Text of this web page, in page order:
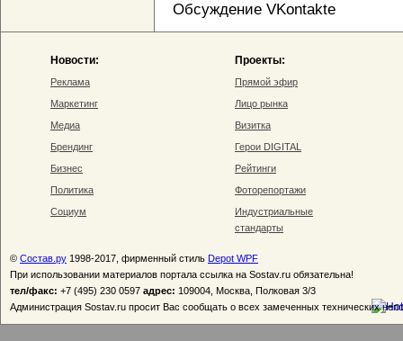
Обсуждение VKontakte
Новости:
Реклама
Маркетинг
Медиа
Брендинг
Бизнес
Политика
Социум
Проекты:
Прямой эфир
Лицо рынка
Визитка
Герои DIGITAL
Рейтинги
Фоторепортажи
Индустриальные
стандарты
© Состав.ру 1998-2017, фирменный стиль Depot WPF
При использовании материалов портала ссылка на Sostav.ru обязательна!
тел/факс: +7 (495) 230 0597 адрес: 109004, Москва, Полковая 3/3
Администрация Sostav.ru просит Вас сообщать о всех замеченных технических